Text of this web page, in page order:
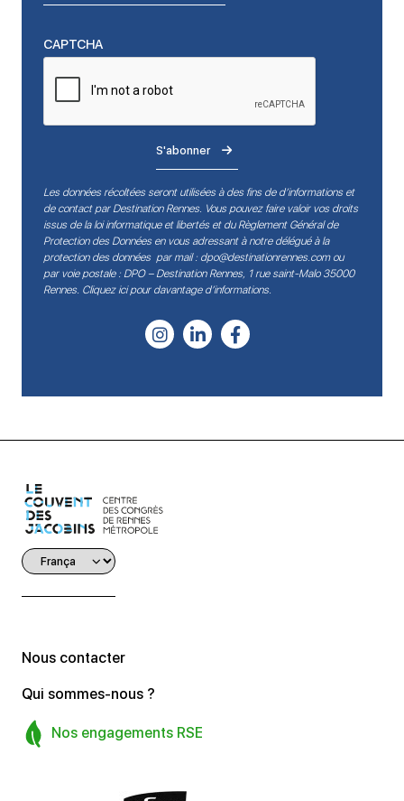
CAPTCHA
S'abonner
Les données récoltées seront utilisées à des fins de d’informations et
de contact par Destination Rennes. Vous pouvez faire valoir vos droits
issus de la loi informatique et libertés et du Règlement Général de
Protection des Données en vous adressant à notre délégué à la
protection des données par mail : dpo@destinationrennes.comou
par voie postale : DPO – Destination Rennes, 1 rue saint-Malo 35000
Rennes. Cliquez ici pour davantage d’informations.
Nous contacter
Qui sommes-nous ?
Nos engagements RSE